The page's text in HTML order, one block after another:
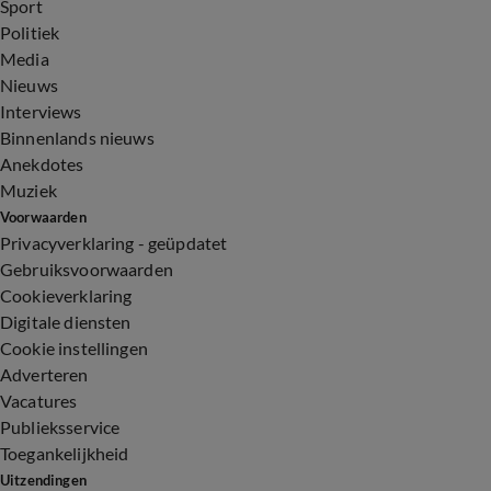
Sport
Politiek
Media
Nieuws
Interviews
Binnenlands nieuws
Anekdotes
Muziek
Voorwaarden
Privacyverklaring - geüpdatet
Gebruiksvoorwaarden
Cookieverklaring
Digitale diensten
Cookie instellingen
Adverteren
Vacatures
Publieksservice
Toegankelijkheid
Uitzendingen